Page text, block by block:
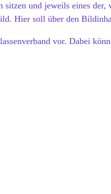
und jeweils eines
Hier soll über den
vor. Dabei